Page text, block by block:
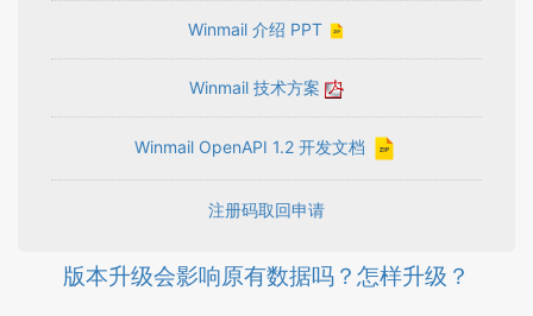
Winmail 介绍 PPT
Winmail 技术方案
Winmail OpenAPI 1.2 开发文档
注册码取回申请
版本升级会影响原有数据吗？怎样升级？